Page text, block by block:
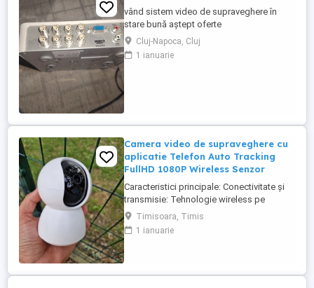
vând sistem video de supraveghere în
stare bună aștept oferte
Cluj-Napoca, Cluj
1 ianuarie
Camera video de supraveghere cu
aplicatie Telefon Auto Tracking
FullHD 1080P Wireless Senzor
Caracteristici principale: Conectivitate și
transmisie: Tehnologie wireless pe
frecvența 2,4 GHz FHSS. Compatibilitate
Bluetooth și aplicație smartphone
(Android iOS PC). Funcționalități: Rezoluție
bidirecțională 360 ...
Timisoara, Timis
1 ianuarie